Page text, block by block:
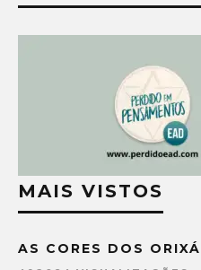
MAIS VISTOS
AS CORES DOS